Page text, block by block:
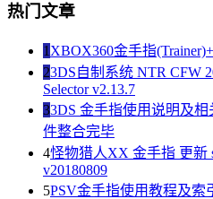
热门文章
1 XBOX360金手指
23DS自制系统 NTR CFW
Selector v2.13.7
33DS 金手指使用说明及
件整合完毕
4怪物猎人XX 金手指 更新
v20180809
5PSV金手指使用教程及索